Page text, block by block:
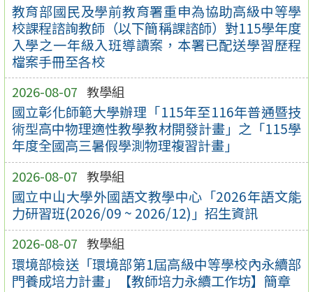
教育部國民及學前教育署重申為協助高級中等學
校課程諮詢教師（以下簡稱課諮師）對115學年度
入學之一年級入班導讀案，本署已配送學習歷程
檔案手冊至各校
2026-08-07 教學組
國立彰化師範大學辦理「115年至116年普通暨技
術型高中物理適性教學教材開發計畫」之「115學
年度全國高三暑假學測物理複習計畫」
2026-08-07 教學組
國立中山大學外國語文教學中心「2026年語文能
力研習班(2026/09 ~ 2026/12)」招生資訊
2026-08-07 教學組
環境部檢送「環境部第1屆高級中等學校內永續部
門養成培力計畫」【教師培力永續工作坊】簡章